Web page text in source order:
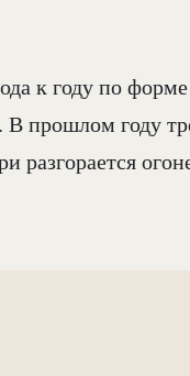
к году по
прошлом году
разгорается